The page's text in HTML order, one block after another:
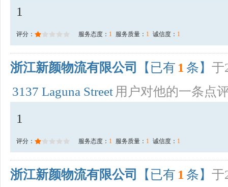
1
评分： 服务态度： 1 服务质量： 1 诚信度： 1
浙江新颜物流有限公司 【已有 1 条】 于
3137 Laguna Street 用户对他的一条点
1
评分： 服务态度： 1 服务质量： 1 诚信度： 1
浙江新颜物流有限公司 【已有 1 条】 于